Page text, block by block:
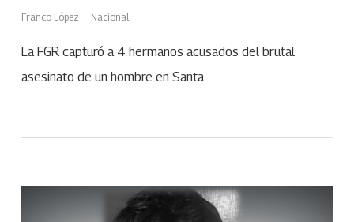
Franco López Nacional
La FGR capturó a 4 hermanos acusados del brutal
asesinato de un hombre en Santa…